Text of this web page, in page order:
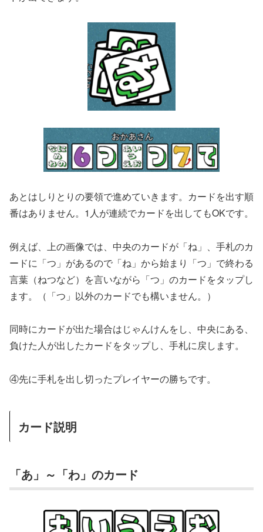
あとはしりとりの要領で進めていきます。カードを出す順
番はありません。1人が連続でカードを出してもOKです。
例えば、上の画像では、中央のカードが「ね」、手札のカ
ードに「つ」があるので「ね」から始まり「つ」で終わる
言葉（ねつなど）を言いながら「つ」のカードをタップし
ます。（「つ」以外のカードでも構いません。）
同時にカードが出た場合はじゃんけんをし、中央にある、
負けた人が出したカードをタップし、手札に戻します。
④先に手札を出し切ったプレイヤーの勝ちです。
カード説明
「あ」～「わ」のカード